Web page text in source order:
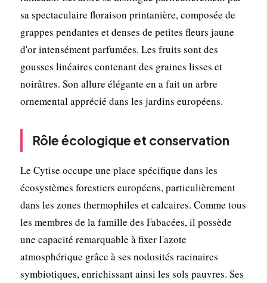
sa spectaculaire floraison printanière, composée de
grappes pendantes et denses de petites fleurs jaune
d'or intensément parfumées. Les fruits sont des
gousses linéaires contenant des graines lisses et
noirâtres. Son allure élégante en a fait un arbre
ornemental apprécié dans les jardins européens.
Rôle écologique et conservation
Le Cytise occupe une place spécifique dans les
écosystèmes forestiers européens, particulièrement
dans les zones thermophiles et calcaires. Comme tous
les membres de la famille des Fabacées, il possède
une capacité remarquable à fixer l'azote
atmosphérique grâce à ses nodosités racinaires
symbiotiques, enrichissant ainsi les sols pauvres. Ses